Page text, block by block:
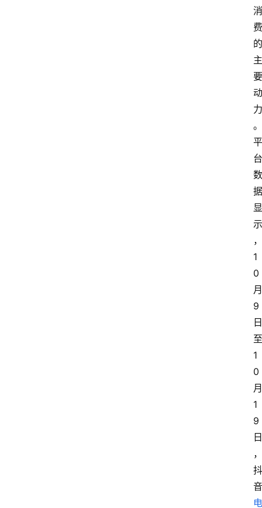
消
费
的
主
要
动
力
。
平
台
数
据
显
示
，
1
0
月
9
日
至
1
0
月
1
9
日
，
抖
音
电